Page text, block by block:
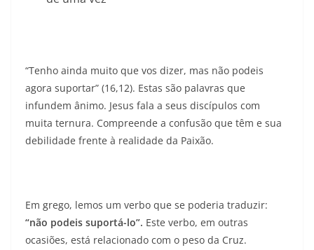
“Tenho ainda muito que vos dizer, mas não podeis
agora suportar” (16,12). Estas são palavras que
infundem ânimo. Jesus fala a seus discípulos com
muita ternura. Compreende a confusão que têm e sua
debilidade frente à realidade da Paixão.
Em grego, lemos um verbo que se poderia traduzir:
“não podeis suportá-lo”. Este verbo, em outras
ocasiões, está relacionado com o peso da Cruz.